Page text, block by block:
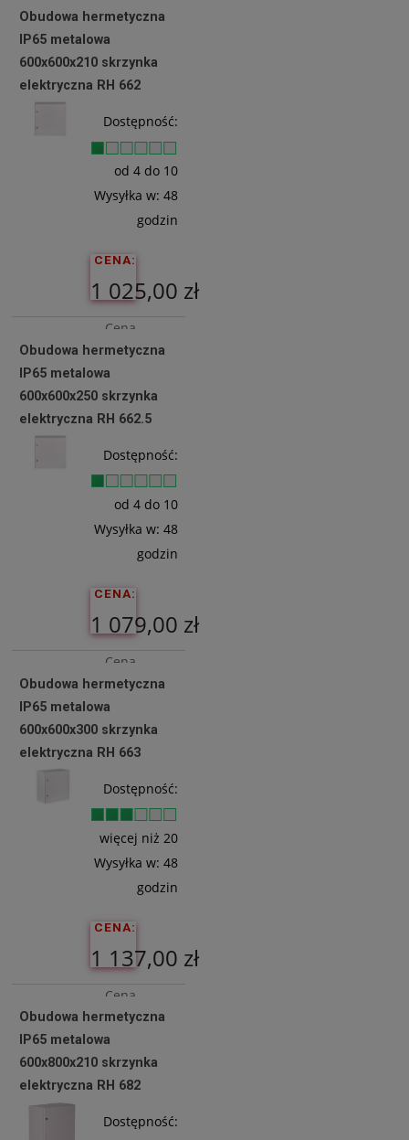
netto:
881,30 zł
Do
Obudowa hermetyczna
IP65 metalowa
600x600x210 skrzynka
elektryczna RH 662
Dostępność:
od 4 do 10
Wysyłka w: 48
godzin
CENA:
1 025,00 zł
Cena
netto:
833,33 zł
Do
Obudowa hermetyczna
IP65 metalowa
600x600x250 skrzynka
elektryczna RH 662.5
Dostępność:
od 4 do 10
Wysyłka w: 48
godzin
CENA:
1 079,00 zł
Cena
netto:
877,24 zł
Do
Obudowa hermetyczna
IP65 metalowa
600x600x300 skrzynka
elektryczna RH 663
Dostępność:
więcej niż 20
Wysyłka w: 48
godzin
CENA:
1 137,00 zł
Cena
netto:
924,39 zł
Do
Obudowa hermetyczna
IP65 metalowa
600x800x210 skrzynka
elektryczna RH 682
Dostępność: